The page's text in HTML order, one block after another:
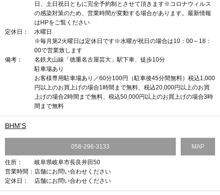
日、土日祝日ともに完全予約制とさせて頂きます※コロナウィルス
の感染対策のため、営業時間が変動する場合があります。最新情報
はHPをご覧ください
定休日：
水曜日
※毎月第2火曜日は定休日です※水曜が祝日の場合は10：00～18：
00で営業致します
備考：
名鉄犬山線「徳重名古屋芸大」駅下車、徒歩10分
駐車場あり
お客様専用駐車場あり／60分100円（駐車後45分間無料）税込1,000
円以上のお買上げの場合1時間まで無料、税込20,000円以上のお買
上げの場合2時間まで無料、税込50,000円以上のお買上げの場合3時
間まで無料
BHM'S
058-296-3133 MAP
住所：
岐阜県岐阜市長良井田50
営業時間： 店舗にお問い合わせください
定休日：
店舗にお問い合わせください